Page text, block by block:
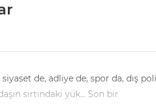
de, adliye de, spor da, dış
sırtındaki yük... Son bir